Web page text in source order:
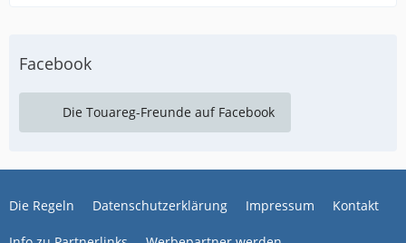
Facebook
Die Touareg-Freunde auf Facebook
Die Regeln Datenschutzerklärung Impressum Kontakt